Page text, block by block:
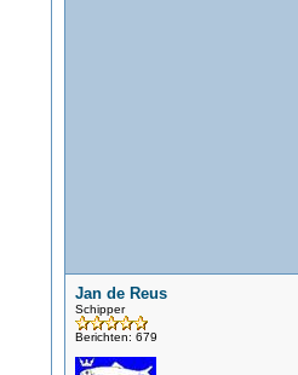
Jan de Reus
Schipper
Berichten: 679